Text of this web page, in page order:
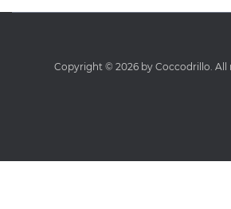
Copyright © 2026 by Coccodrillo. All